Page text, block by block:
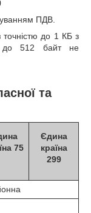
ПДВ.
точністю до 1 КБ з
до 512 байт не
та
75
Єдина
країна
299